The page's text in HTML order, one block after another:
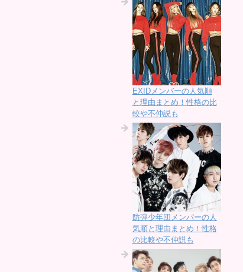
EXIDメンバーの人気順
と理由まとめ！性格の比
較や不仲説も
防弾少年団メンバーの人
気順と理由まとめ！性格
の比較や不仲説も